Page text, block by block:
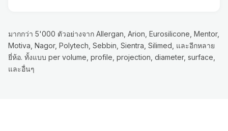
มากกว่า 5'000 ตัวอย่างจาก Allergan, Arion, Eurosilicone, Mentor,
Motiva, Nagor, Polytech, Sebbin, Sientra, Silimed, และอีกหลาย
ยี่ห้อ. ทั้งแบบ per volume, profile, projection, diameter, surface,
และอื่นๆ